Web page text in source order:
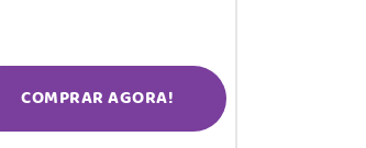
COMPRAR AGORA!